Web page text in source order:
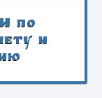
по
и